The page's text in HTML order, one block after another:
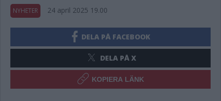
NYHETER 24 april 2025 19.00
DELA PÅ FACEBOOK
DELA PÅ X
KOPIERA LÄNK